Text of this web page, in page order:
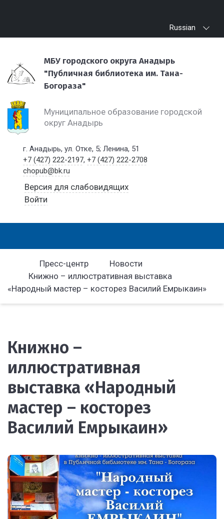
Russian
МБУ городского округа Анадырь
"Публичная библиотека им. Тана-
Богораза"
Муниципальное образование городской
округ Анадырь
г. Анадырь, ул. Отке, 5; Ленина, 51
+7 (427) 222-2197,+7 (427) 222-2708
chopub@bk.ru
Версия для слабовидящих
Войти
Пресс-центр
Новости
Книжно – иллюстративная выставка
«Народный мастер – косторез Василий Емрыкаин»
Книжно –
иллюстративная
выставка «Народный
мастер – косторез
Василий Емрыкаин»